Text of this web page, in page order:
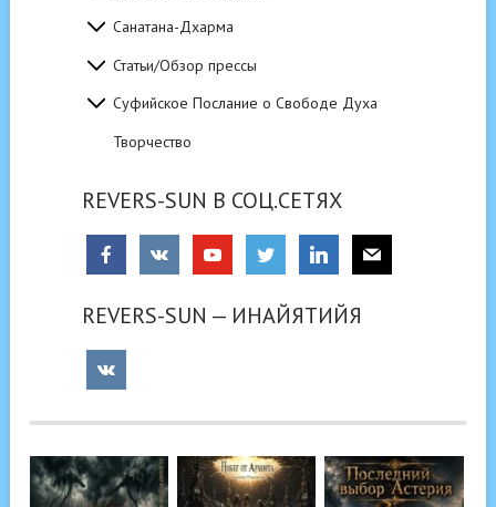
Санатана-Дхарма
Статьи/Обзор прессы
Суфийское Послание о Свободе Духа
Творчество
REVERS-SUN В СОЦ.СЕТЯХ
REVERS-SUN — ИНАЙЯТИЙЯ